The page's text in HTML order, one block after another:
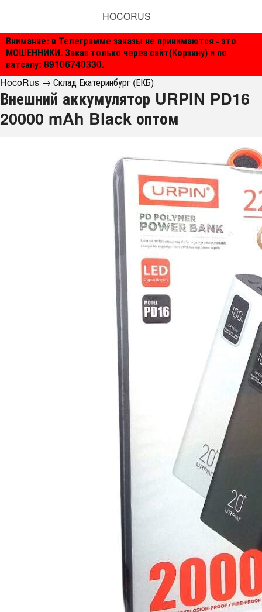
Внимание: в Телеграмме заказы не принимаются - это
МОШЕННИКИ. Заказ только через сайт(Корзину) и по
ватсапу: 89106740330.
HOCORUS
HocoRus → Склад Екатеринбург (ЕКБ)
Внешний аккумулятор URPIN PD16
20000 mAh Black оптом